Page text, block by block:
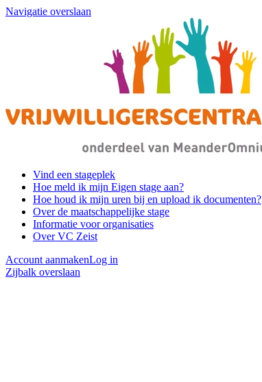
Navigatie overslaan
Vind een stageplek
Hoe meld ik mijn Eigen stage aan?
Hoe houd ik mijn uren bij en upload ik documenten?
Over de maatschappelijke stage
Informatie voor organisaties
Over VC Zeist
Account aanmakenLog in
Zijbalk overslaan